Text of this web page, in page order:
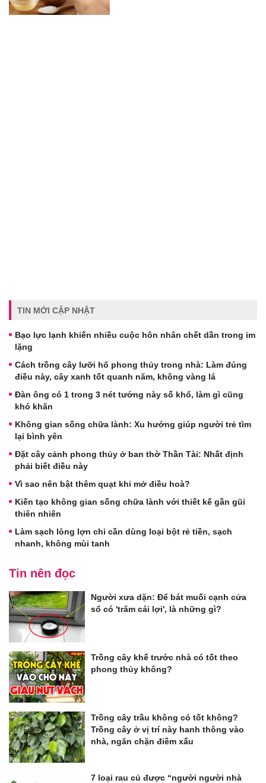
TIN MỚI CẬP NHẬT
Bạo lực lạnh khiến nhiều cuộc hôn nhân chết dần trong im
lặng
Cách trồng cây lưỡi hổ phong thủy trong nhà: Làm đúng
điều này, cây xanh tốt quanh năm, không vàng lá
Đàn ông có 1 trong 3 nét tướng này số khổ, làm gì cũng
khó khăn
Không gian sống chữa lành: Xu hướng giúp người trẻ tìm
lại bình yên
Đặt cây cảnh phong thủy ở ban thờ Thần Tài: Nhất định
phải biết điều này
Vì sao nên bật thêm quạt khi mở điều hoà?
Kiến tạo không gian sống chữa lành với thiết kế gần gũi
thiên nhiên
Làm sạch lòng lợn chỉ cần dùng loại bột rẻ tiền, sạch
nhanh, không mùi tanh
Tin nên đọc
Người xưa dặn: Để bát muối cạnh cửa
sổ có 'trăm cái lợi', là những gì?
Trồng cây khế trước nhà có tốt theo
phong thủy không?
Trồng cây trầu không có tốt không?
Trồng cây ở vị trí này hanh thông vào
nhà, ngăn chặn điềm xấu
7 loại rau củ được “người người nhà